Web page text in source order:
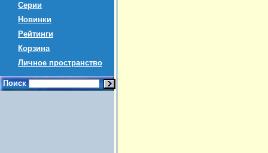
Серии
Новинки
Рейтинги
Корзина
Личное пространство
Поиск